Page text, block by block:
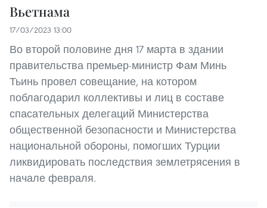
Вьетнама
17/03/2023 13:00
Во второй половине дня 17 марта в здании
правительства премьер-министр Фам Минь
Тьинь провел совещание, на котором
поблагодарил коллективы и лиц в составе
спасательных делегаций Министерства
общественной безопасности и Министерства
национальной обороны, помогших Турции
ликвидировать последствия землетрясения в
начале февраля.